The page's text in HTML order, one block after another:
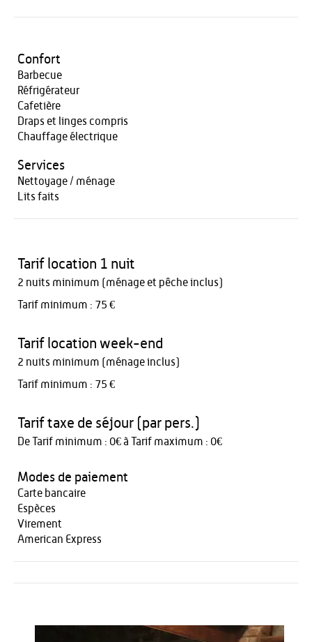
Confort
Barbecue
Réfrigérateur
Cafetière
Draps et linges compris
Chauffage électrique
Services
Nettoyage / ménage
Lits faits
Tarif location 1 nuit
2 nuits minimum (ménage et pêche inclus)
Tarif minimum : 75 €
Tarif location week-end
2 nuits minimum (ménage inclus)
Tarif minimum : 75 €
Tarif taxe de séjour (par pers.)
De Tarif minimum : 0€ à Tarif maximum : 0€
Modes de paiement
Carte bancaire
Espèces
Virement
American Express